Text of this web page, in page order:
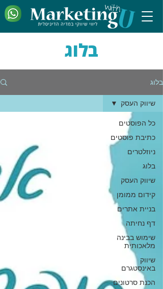
בלוג
בלוג
כל הפוסטים
כתיבת פוסטים
ניוזלטרים
בלוג
שיווק העסק
קידום ממומן
בניית אתרים
דף נחיתה
שימוש בבינה
מלאכותית
שיווק
באינסטגרם
הכנת סרטונים
שיווק העסק